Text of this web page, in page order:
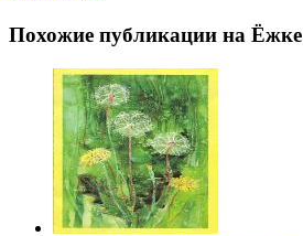
Похожие публикации на Ёжке